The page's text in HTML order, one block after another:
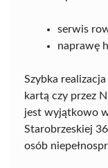
serwis
naprawę
Szybka
kartą czy przez
jest wyjątkowo
Starobrzeskiej
osób